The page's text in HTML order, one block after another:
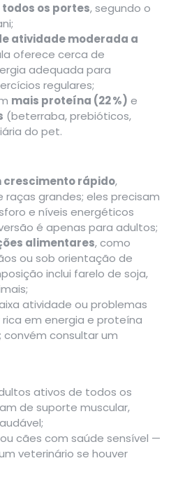
todos os portes, segundo o
atividade moderada a
oferece cerca de
adequada para
regulares;
mais proteína (22 %) e
(beterraba, prebióticos,
do pet.
crescimento rápido,
grandes; eles precisam
e níveis energéticos
é apenas para adultos;
alimentares, como
ou sob orientação de
inclui farelo de soja,
atividade ou problemas
em energia e proteína
convém consultar um
ativos de todos os
de suporte muscular,
cães com saúde sensível —
veterinário se houver